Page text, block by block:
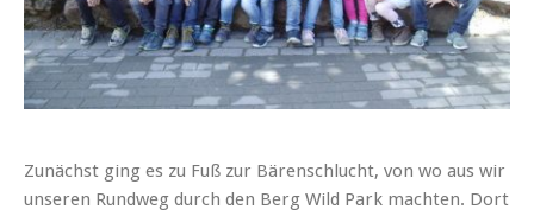
Zunächst ging es zu Fuß zur Bärenschlucht, von wo aus wir
unseren Rundweg durch den Berg Wild Park machten. Dort